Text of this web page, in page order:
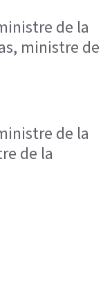
de la
ministre de
de la
de la